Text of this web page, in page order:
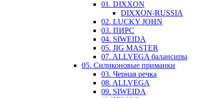
01. DIXXON
DIXXON-RUSSIA
02. LUCKY JOHN
03. ПИРС
04. SIWEIDA
05. JIG MASTER
07. ALLVEGA балансиры
05. Силиконовые приманки
03. Черная речка
08. ALLVEGA
09. SIWEIDA